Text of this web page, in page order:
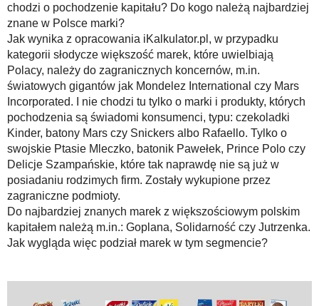
chodzi o pochodzenie kapitału? Do kogo należą najbardziej
znane w Polsce marki?
Jak wynika z opracowania iKalkulator.pl, w przypadku
kategorii słodycze większość marek, które uwielbiają
Polacy, należy do zagranicznych koncernów, m.in.
światowych gigantów jak Mondelez International czy Mars
Incorporated. I nie chodzi tu tylko o marki i produkty, których
pochodzenia są świadomi konsumenci, typu: czekoladki
Kinder, batony Mars czy Snickers albo Rafaello. Tylko o
swojskie Ptasie Mleczko, batonik Pawełek, Prince Polo czy
Delicje Szampańskie, które tak naprawdę nie są już w
posiadaniu rodzimych firm. Zostały wykupione przez
zagraniczne podmioty.
Do najbardziej znanych marek z większościowym polskim
kapitałem należą m.in.: Goplana, Solidarność czy Jutrzenka.
Jak wygląda więc podział marek w tym segmencie?